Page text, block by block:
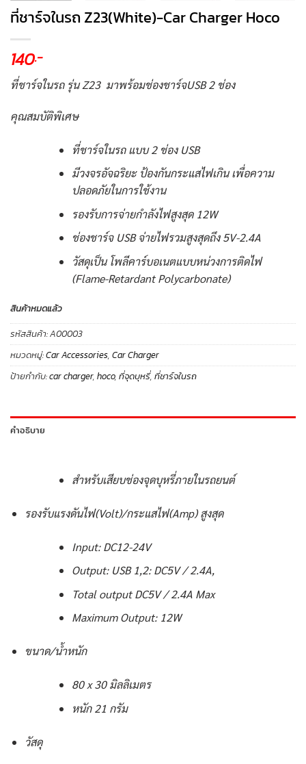
ที่ชาร์จในรถ Z23(White)-Car Charger Hoco
140.-
ที่ชาร์จในรถ รุ่น Z23 มาพร้อมช่องชาร์จUSB 2 ช่อง
คุณสมบัติพิเศษ
ที่ชาร์จในรถ แบบ 2 ช่อง USB
มีวงจรอัจฉริยะ ป้องกันกระแสไฟเกิน เพื่อความ
ปลอดภัยในการใช้งาน
รองรับการจ่ายกำลังไฟสูงสุด 12W
ช่องชาร์จ USB จ่ายไฟรวมสูงสุดถึง 5V-2.4A
วัสดุเป็น โพลีคาร์บอเนตแบบหน่วงการติดไฟ
(Flame-Retardant Polycarbonate)
สินค้าหมดแล้ว
รหัสสินค้า:A00003
หมวดหมู่:Car Accessories, Car Charger
ป้ายกำกับ:car charger, hoco, ที่จุดบุหรี่, ที่ชาร์จในรถ
คำอธิบาย
สำหรับเสียบช่องจุดบุหรี่ภายในรถยนต์
รองรับแรงดันไฟ(Volt)/กระแสไฟ(Amp) สูงสุด
Input: DC12-24V
Output: USB 1,2: DC5V / 2.4A,
Total output DC5V / 2.4A Max
Maximum Output: 12W
ขนาด/น้ำหนัก
80 x 30 มิลลิเมตร
หนัก 21 กรัม
วัสดุ